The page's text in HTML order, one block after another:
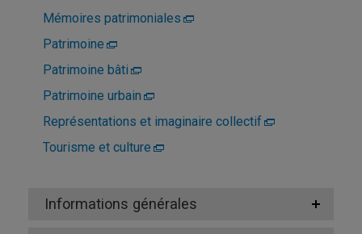
Mémoires patrimoniales
Patrimoine
Patrimoine bâti
Patrimoine urbain
Représentations et imaginaire collectif
Tourisme et culture
Informations générales